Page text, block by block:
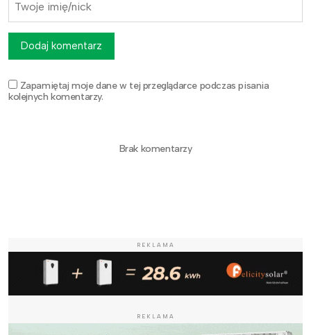
Zapamiętaj moje dane w tej przeglądarce podczas pisania
kolejnych komentarzy.
Dodaj komentarz
Brak komentarzy
REKLAMA
REKLAMA